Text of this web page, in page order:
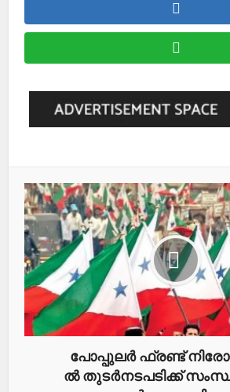
പോ​പ്പു​ല​ര്‍ ഫ്ര​ണ്ട്
ല്‍ തു​ട​ര്‍​ന​ട​പ​ടി​ക്ക്